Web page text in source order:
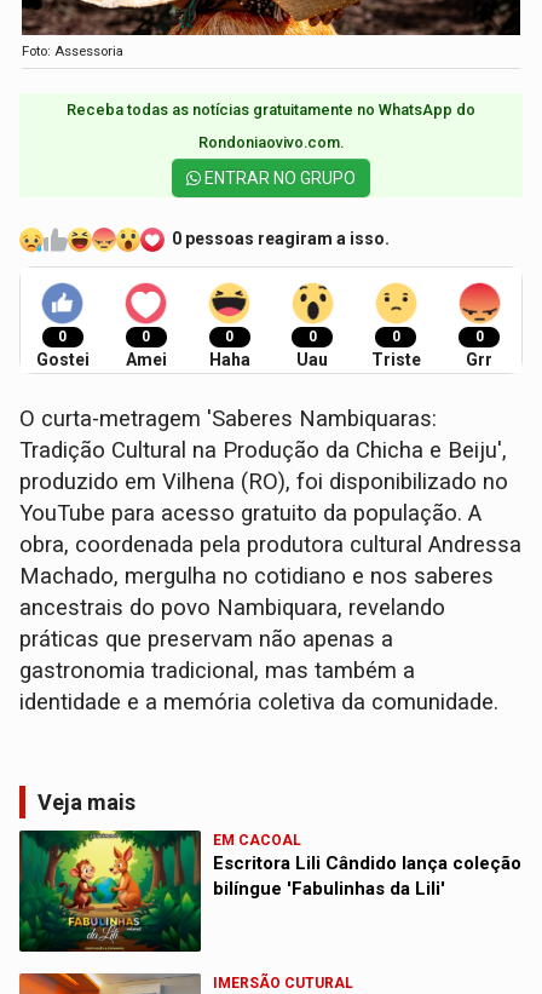
Foto: Assessoria
Receba todas as notícias gratuitamente no WhatsApp do
Rondoniaovivo.com.​
ENTRAR NO GRUPO
0 pessoas reagiram a isso.
0
Gostei
0
Amei
0
Haha
0
Uau
0
Triste
0
Grr
O curta-metragem 'Saberes Nambiquaras:
Tradição Cultural na Produção da Chicha e Beiju',
produzido em Vilhena (RO), foi disponibilizado no
YouTube para acesso gratuito da população. A
obra, coordenada pela produtora cultural Andressa
Machado, mergulha no cotidiano e nos saberes
ancestrais do povo Nambiquara, revelando
práticas que preservam não apenas a
gastronomia tradicional, mas também a
identidade e a memória coletiva da comunidade.
Veja mais
EM CACOAL
Escritora Lili Cândido lança coleção
bilíngue 'Fabulinhas da Lili'
IMERSÃO CUTURAL